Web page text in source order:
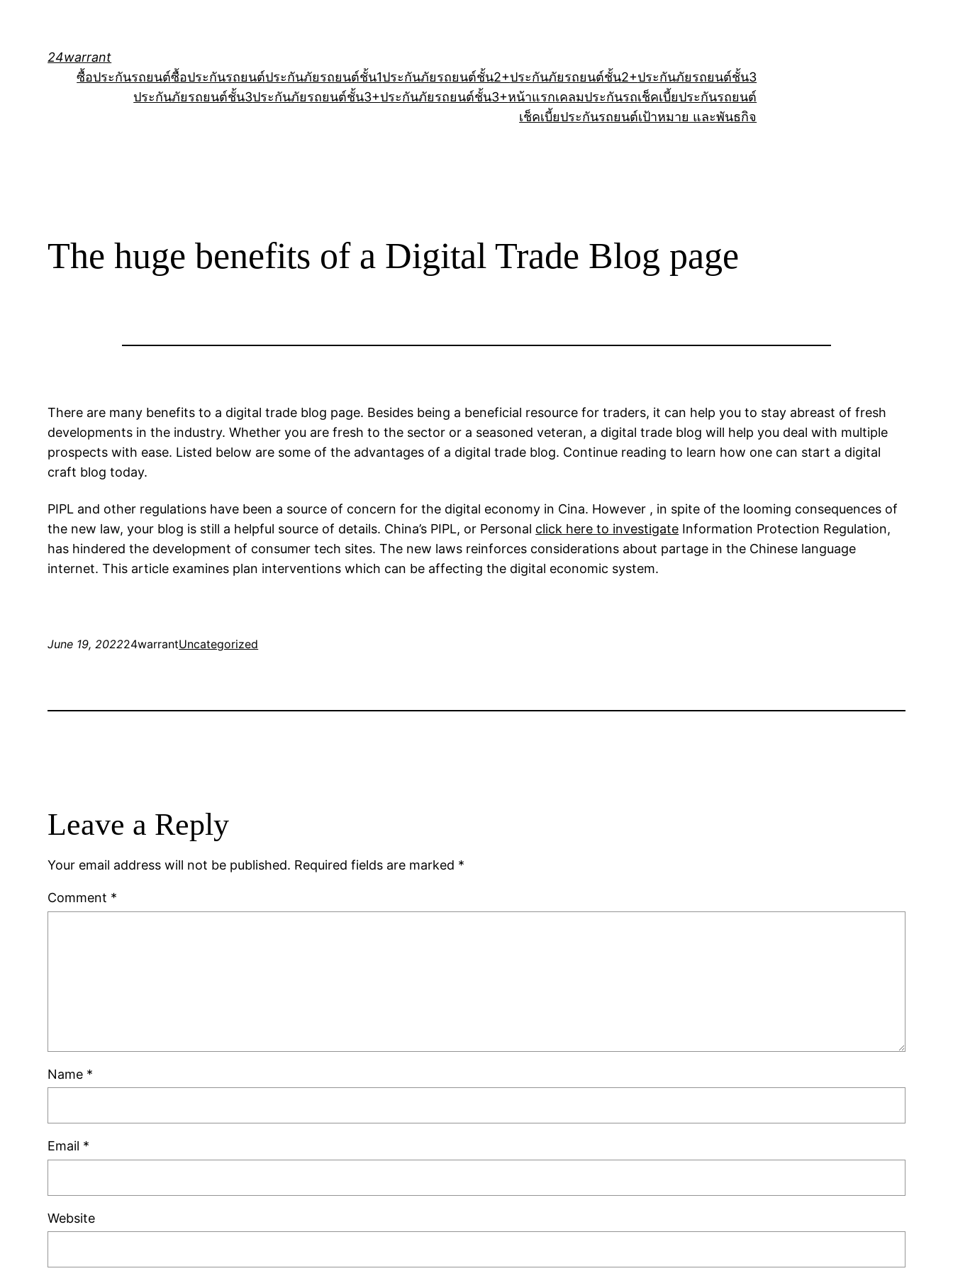
24warrant
ซื้อประกันรถยนต์ซื้อประกันรถยนต์ประกันภัยรถยนต์ชั้น1ประกันภัยรถยนต์ชั้น2+ประกันภัยรถยนต์ชั้น2+ประกันภัยรถยนต์ชั้น3
ประกันภัยรถยนต์ชั้น3ประกันภัยรถยนต์ชั้น3+ประกันภัยรถยนต์ชั้น3+หน้าแรกเคลมประกันรถเช็คเบี้ยประกันรถยนต์
เช็คเบี้ยประกันรถยนต์เป้าหมาย และพันธกิจ
The huge benefits of a Digital Trade Blog page
There are many benefits to a digital trade blog page. Besides being a beneficial resource for traders, it can help you to stay abreast of fresh
developments in the industry. Whether you are fresh to the sector or a seasoned veteran, a digital trade blog will help you deal with multiple
prospects with ease. Listed below are some of the advantages of a digital trade blog. Continue reading to learn how one can start a digital
craft blog today.
PIPL and other regulations have been a source of concern for the digital economy in Cina. However , in spite of the looming consequences of
the new law, your blog is still a helpful source of details. China’s PIPL, or Personal click here to investigate Information Protection Regulation,
has hindered the development of consumer tech sites. The new laws reinforces considerations about partage in the Chinese language
internet. This article examines plan interventions which can be affecting the digital economic system.
June 19, 202224warrantUncategorized
Leave a Reply
Your email address will not be published. Required fields are marked *
Comment *
Name *
Email *
Website